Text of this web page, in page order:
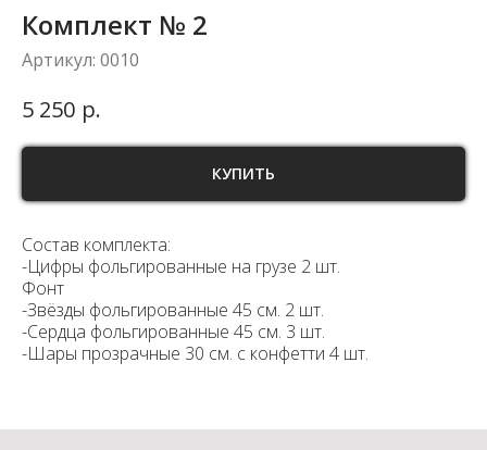
Комплект № 2
Артикул: 0010
5 250 р.
КУПИТЬ
Состав комплекта:
-Цифры фольгированные на грузе 2 шт.
Фонт
-Звёзды фольгированные 45 см. 2 шт.
-Сердца фольгированные 45 см. 3 шт.
-Шары прозрачные 30 см. с конфетти 4 шт.